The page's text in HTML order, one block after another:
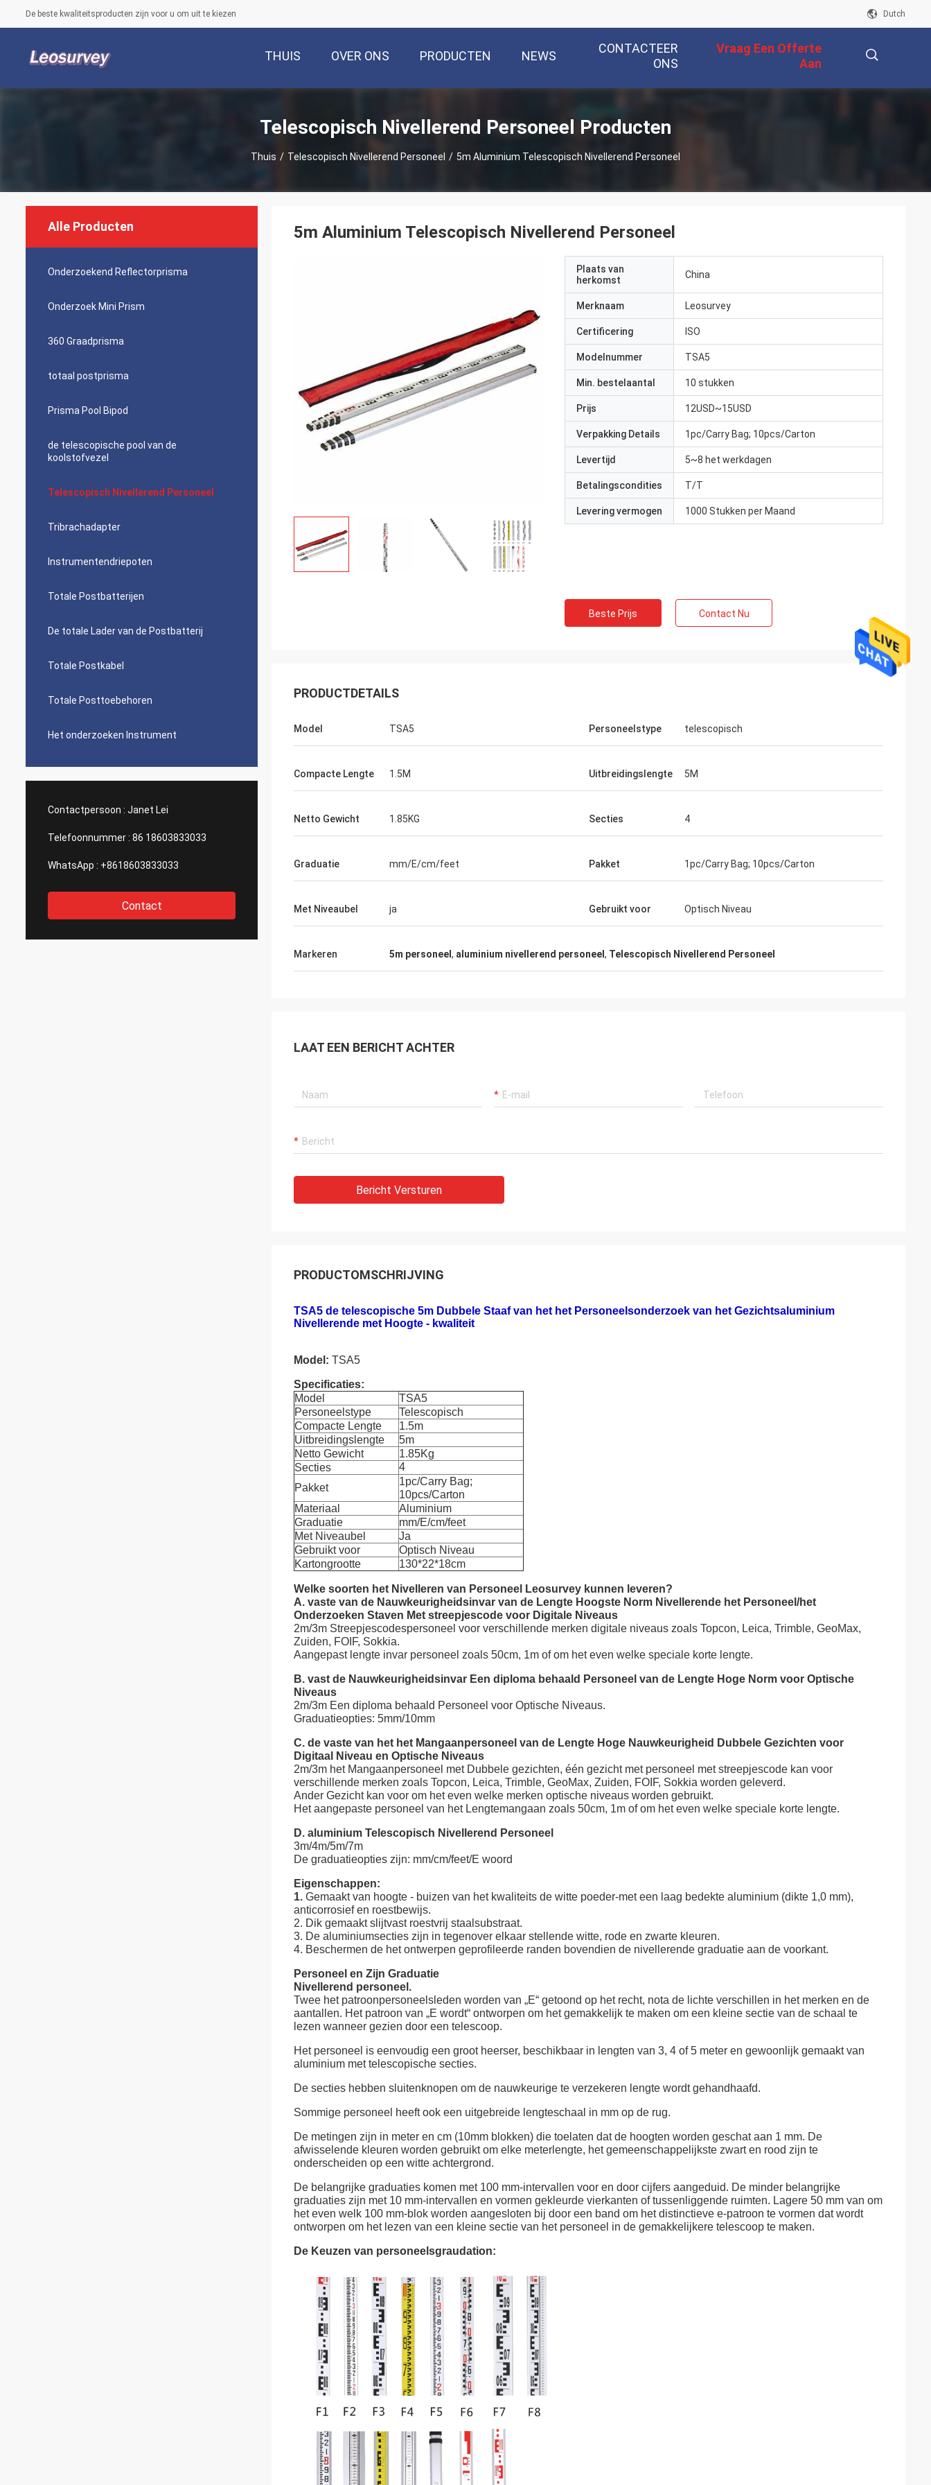
De beste kwaliteitsproducten zijn voor u om uit te kiezen Dutch
THUIS OVER ONS PRODUCTEN NEWS
CONTACTEER
ONS
Vraag Een Offerte
Aan
Telescopisch Nivellerend Personeel Producten
Thuis / Telescopisch Nivellerend Personeel / 5m Aluminium Telescopisch Nivellerend Personeel
Alle Producten
Onderzoekend Reflectorprisma
Onderzoek Mini Prism
360 Graadprisma
totaal postprisma
Prisma Pool Bipod
de telescopische pool van de
koolstofvezel
Telescopisch Nivellerend Personeel
Tribrachadapter
Instrumentendriepoten
Totale Postbatterijen
De totale Lader van de Postbatterij
Totale Postkabel
Totale Posttoebehoren
Het onderzoeken Instrument
Contactpersoon : Janet Lei
Telefoonnummer : 86 18603833033
WhatsApp : +8618603833033
Contact
5m Aluminium Telescopisch Nivellerend Personeel
Plaats van
herkomst
China
Merknaam Leosurvey
Certificering ISO
Modelnummer TSA5
Min. bestelaantal 10 stukken
Prijs 12USD~15USD
Verpakking Details 1pc/Carry Bag; 10pcs/Carton
Levertijd 5~8 het werkdagen
Betalingscondities T/T
Levering vermogen 1000 Stukken per Maand
Beste Prijs Contact Nu
PRODUCTDETAILS
Model TSA5 Personeelstype telescopisch
Compacte Lengte 1.5M Uitbreidingslengte 5M
Netto Gewicht 1.85KG Secties 4
Graduatie mm/E/cm/feet Pakket 1pc/Carry Bag; 10pcs/Carton
Met Niveaubel ja Gebruikt voor Optisch Niveau
Markeren 5m personeel , aluminium nivellerend personeel , Telescopisch Nivellerend Personeel
LAAT EEN BERICHT ACHTER
Bericht Versturen
PRODUCTOMSCHRIJVING
TSA5 de telescopische 5m Dubbele Staaf van het het Personeelsonderzoek van het Gezichtsaluminium
Nivellerende met Hoogte - kwaliteit
Model: TSA5
Specificaties:
Model
TSA5
Personeelstype
Telescopisch
Compacte Lengte
1.5m
Uitbreidingslengte
5m
Netto Gewicht
1.85Kg
Secties
4
Pakket
1pc/Carry Bag;
10pcs/Carton
Materiaal
Aluminium
Graduatie
mm/E/cm/feet
Met Niveaubel
Ja
Gebruikt voor
Optisch Niveau
Kartongrootte
130*22*18cm
Welke soorten het Nivelleren van Personeel Leosurvey kunnen leveren?
A. vaste van de Nauwkeurigheidsinvar van de Lengte Hoogste Norm Nivellerende het Personeel/het
Onderzoeken Staven Met streepjescode voor Digitale Niveaus
2m/3m Streepjescodespersoneel voor verschillende merken digitale niveaus zoals Topcon, Leica, Trimble, GeoMax,
Zuiden, FOIF, Sokkia.
Aangepast lengte invar personeel zoals 50cm, 1m of om het even welke speciale korte lengte.
B. vast de Nauwkeurigheidsinvar Een diploma behaald Personeel van de Lengte Hoge Norm voor Optische
Niveaus
2m/3m Een diploma behaald Personeel voor Optische Niveaus.
Graduatieopties: 5mm/10mm
C. de vaste van het het Mangaanpersoneel van de Lengte Hoge Nauwkeurigheid Dubbele Gezichten voor
Digitaal Niveau en Optische Niveaus
2m/3m het Mangaanpersoneel met Dubbele gezichten, één gezicht met personeel met streepjescode kan voor
verschillende merken zoals Topcon, Leica, Trimble, GeoMax, Zuiden, FOIF, Sokkia worden geleverd.
Ander Gezicht kan voor om het even welke merken optische niveaus worden gebruikt.
Het aangepaste personeel van het Lengtemangaan zoals 50cm, 1m of om het even welke speciale korte lengte.
D. aluminium Telescopisch Nivellerend Personeel
3m/4m/5m/7m
De graduatieopties zijn: mm/cm/feet/E woord
Eigenschappen:
1. Gemaakt van hoogte - buizen van het kwaliteits de witte poeder-met een laag bedekte aluminium (dikte 1,0 mm),
anticorrosief en roestbewijs.
2. Dik gemaakt slijtvast roestvrij staalsubstraat.
3. De aluminiumsecties zijn in tegenover elkaar stellende witte, rode en zwarte kleuren.
4. Beschermen de het ontwerpen geprofileerde randen bovendien de nivellerende graduatie aan de voorkant.
Personeel en Zijn Graduatie
Nivellerend personeel.
Twee het patroonpersoneelsleden worden van „E“ getoond op het recht, nota de lichte verschillen in het merken en de
aantallen. Het patroon van „E wordt“ ontworpen om het gemakkelijk te maken om een kleine sectie van de schaal te
lezen wanneer gezien door een telescoop.
Het personeel is eenvoudig een groot heerser, beschikbaar in lengten van 3, 4 of 5 meter en gewoonlijk gemaakt van
aluminium met telescopische secties.
De secties hebben sluitenknopen om de nauwkeurige te verzekeren lengte wordt gehandhaafd.
Sommige personeel heeft ook een uitgebreide lengteschaal in mm op de rug.
De metingen zijn in meter en cm (10mm blokken) die toelaten dat de hoogten worden geschat aan 1 mm. De
afwisselende kleuren worden gebruikt om elke meterlengte, het gemeenschappelijkste zwart en rood zijn te
onderscheiden op een witte achtergrond.
De belangrijke graduaties komen met 100 mm-intervallen voor en door cijfers aangeduid. De minder belangrijke
graduaties zijn met 10 mm-intervallen en vormen gekleurde vierkanten of tussenliggende ruimten. Lagere 50 mm van om
het even welk 100 mm-blok worden aangesloten bij door een band om het distinctieve e-patroon te vormen dat wordt
ontworpen om het lezen van een kleine sectie van het personeel in de gemakkelijkere telescoop te maken.
De Keuzen van personeelsgraudation: